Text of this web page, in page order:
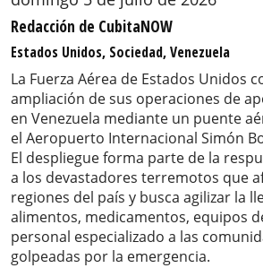
Redacción de CubitaNOW
Estados Unidos, Sociedad, Venezuela
La Fuerza Aérea de Estados Unidos
ampliación de sus operaciones de
en Venezuela mediante un puente
el Aeropuerto Internacional Simón
El despliegue forma parte de la
a los devastadores terremotos que
regiones del país y busca agilizar la
alimentos, medicamentos, equipos
personal especializado a las
golpeadas por la emergencia.